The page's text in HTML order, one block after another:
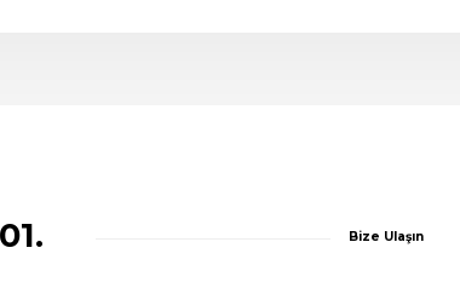
01. Bize Ulaşın